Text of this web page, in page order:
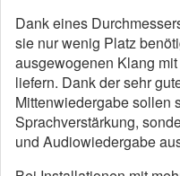
Dank eines
sie nur wenig Platz
ausgewogenen Klang
liefern. Dank der sehr
Mittenwiedergabe sollen
Sprachverstärkung,
und Audiowiedergabe